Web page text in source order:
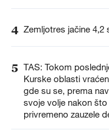
4 Zemljotres jačine
5 TAS: Tokom
Kurske oblasti
gde su se, prema
svoje volje nakon
privremeno zauzele